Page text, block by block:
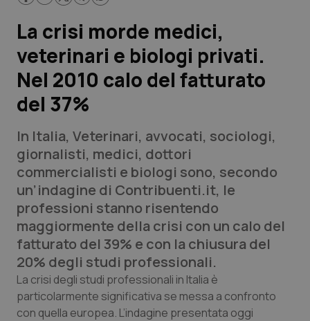
Lavoro e Professioni
Scienza e Farmaci
Studi e Analisi
Lettere al direttore
Edizioni Regionali
QS Pro
Professionisti Sanitari.AI
Abruzzo
Basilicata
QS Pro Gold
Artrite & artrosi
QS Club Newsletter
La crisi morde medici,
veterinari e biologi privati.
Nel 2010 calo del fatturato
del 37%
In Italia, Veterinari, avvocati, sociologi,
giornalisti, medici, dottori
commercialisti e biologi sono, secondo
un’indagine di Contribuenti.it, le
professioni stanno risentendo
maggiormente della crisi con un calo del
fatturato del 39% e con la chiusura del
20% degli studi professionali.
La crisi degli studi professionali in Italia è
particolarmente significativa se messa a confronto
con quella europea. L’indagine presentata oggi